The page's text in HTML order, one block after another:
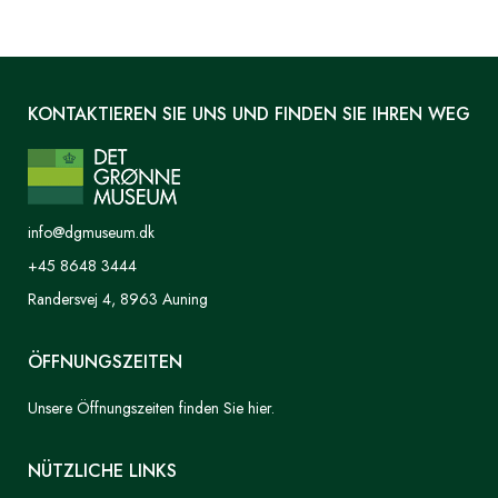
KONTAKTIEREN SIE UNS UND FINDEN SIE IHREN WEG
info@dgmuseum.dk
+45 8648 3444
Randersvej 4, 8963 Auning
ÖFFNUNGSZEITEN
Unsere Öffnungszeiten finden Sie hier.
NÜTZLICHE LINKS